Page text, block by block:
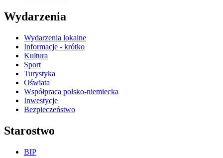
Wydarzenia
Wydarzenia lokalne
Informacje - krótko
Kultura
Sport
Turystyka
Oświata
Współpraca polsko-niemiecka
Inwestycje
Bezpieczeństwo
Starostwo
BIP